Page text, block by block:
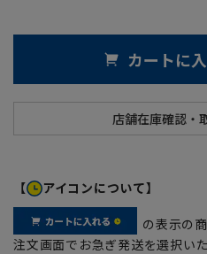
カートに
【 アイコンについて】
の表示の商
注文画面でお急ぎ発送を選択いた